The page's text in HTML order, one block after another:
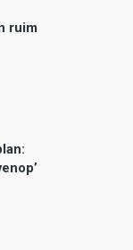
ruim